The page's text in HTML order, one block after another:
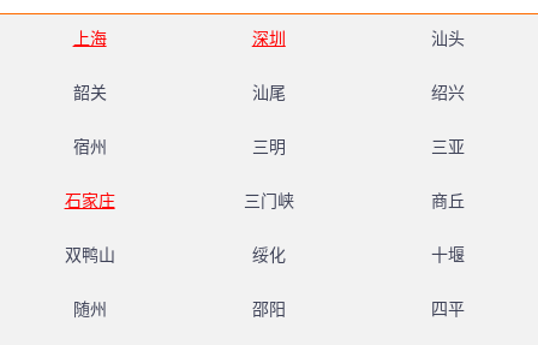
上海 深圳 汕头
韶关 汕尾 绍兴
宿州 三明 三亚
石家庄 三门峡 商丘
双鸭山 绥化 十堰
随州 邵阳 四平